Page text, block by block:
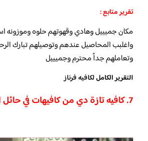
تقرير متابع :
مكان جميييل وهادي وقهوتهم حلوه وموزونه
واغلبب المحاصيل عندهم وتوصيلهم تبارك
وتعاملهم جداً محترم وجميييل
التقرير الكامللكافيه فرناز
7. كافيه تازة دي من كافيهات في حائل الراقية